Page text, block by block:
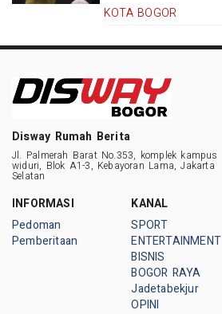
KOTA BOGOR
Disway Rumah Berita
Jl. Palmerah Barat No.353, komplek kampus
widuri, Blok A1-3, Kebayoran Lama, Jakarta
Selatan
INFORMASI
Pedoman
Pemberitaan
KANAL
SPORT
ENTERTAINMENT
BISNIS
BOGOR RAYA
Jadetabekjur
OPINI